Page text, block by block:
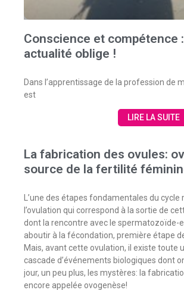
Conscience et compétence
actualité oblige !
Dans l’apprentissage de la profession de
est
LIRE LA SUITE
La fabrication des ovules:
source de la fertilité
L’une des étapes fondamentales du cycle
l’ovulation qui correspond à la sortie de
dont la rencontre avec le spermatozoïde-
aboutir à la fécondation, première étape
Mais, avant cette ovulation, il existe toute
cascade d’événements biologiques dont
jour, un peu plus, les mystères: la
encore appelée ovogenèse!